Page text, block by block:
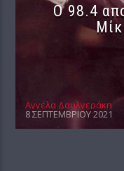
Ο 98.4
Αγγέλα Δουλγεράκη
8 ΣΕΠΤΕΜΒΡΊΟΥ 2021